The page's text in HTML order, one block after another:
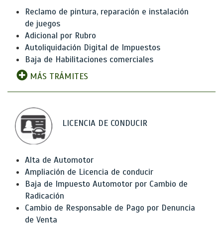
Reclamo de pintura, reparación e instalación
de juegos
Adicional por Rubro
Autoliquidación Digital de Impuestos
Baja de Habilitaciones comerciales
MÁS TRÁMITES
LICENCIA DE CONDUCIR
Alta de Automotor
Ampliación de Licencia de conducir
Baja de Impuesto Automotor por Cambio de
Radicación
Cambio de Responsable de Pago por Denuncia
de Venta